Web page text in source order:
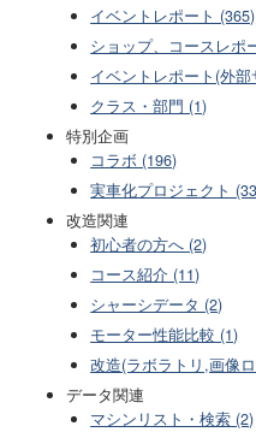
イベントレポート (365)
ショップ、コースレポ
イベントレポート(外
クラス・部門 (1)
特別企画
コラボ (196)
実車化プロジェクト
改造関連
初心者の方へ (2)
コース紹介 (11)
シャーシデータ (2)
モーター性能比較 (1)
改造(ラボラトリ,画像
データ関連
マシンリスト・検索 (2)